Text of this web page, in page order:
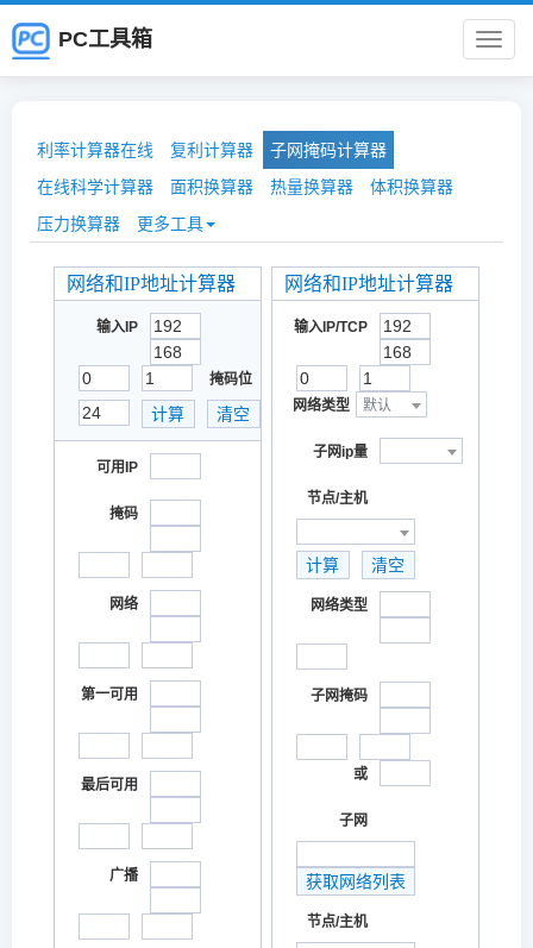
PC
工
PC工具箱
利率计算器在线 复利计算器
子网掩码计算器
在线科学计算器
面积换算器 热量换算器
体积换算器
压力换算器
更多工具
网络和IP地址计算器
输入IP
掩码位
可用IP
掩码
网络
第一可用
最后可用
广播
网络和IP地址计算器
输入IP/TCP
网络类型 默认
子网ip量
节点/主机
网络类型
子网掩码
或
子网
节点/主机